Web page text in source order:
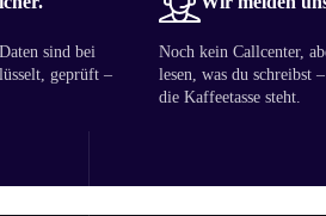
sind bei
geprüft –
Noch kein Callcenter,
lesen, was du schreibst
die Kaffeetasse steht.